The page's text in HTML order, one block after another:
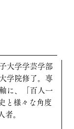
大学学芸学部
学院修了。専
に、「百人一
と様々な角度
。